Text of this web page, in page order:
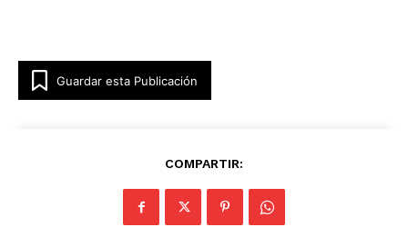
Guardar esta Publicación
COMPARTIR: